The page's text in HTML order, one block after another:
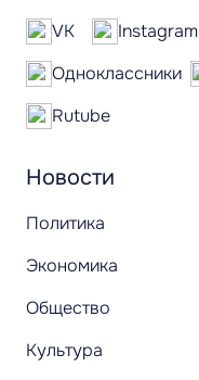
Новости
Политика
Экономика
Общество
Культура
VK Instagram
Одноклассники
Rutube